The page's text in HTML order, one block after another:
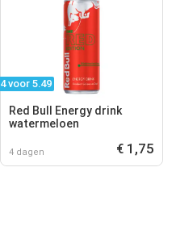
4 voor 5.49
Red Bull Energy drink
watermeloen
4 dagen € 1,75